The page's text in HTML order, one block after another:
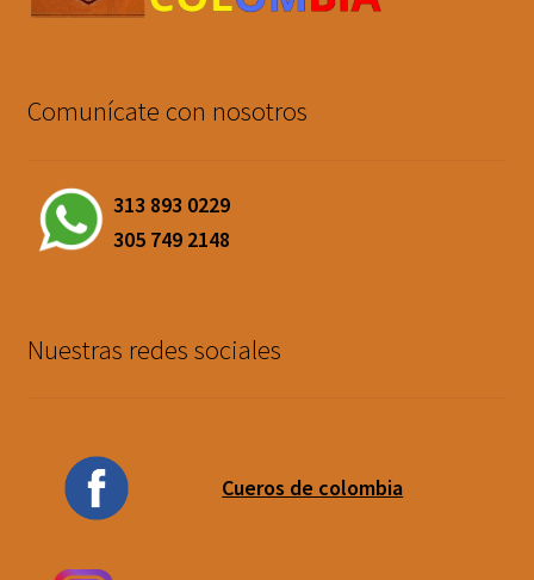
Comunícate con nosotros
313 893 0229
305 749 2148
Nuestras redes sociales
Cueros de colombia